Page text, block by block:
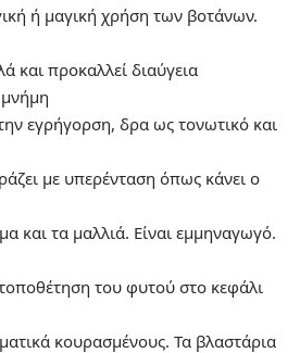
ή μαγική χρήση των βοτάνων.
και προκαλλεί διαύγεια
εγρήγορση, δρα ως τονωτικό και
με υπερένταση όπως κάνει ο
και τα μαλλιά. Είναι εμμηναγωγό.
του φυτού στο κεφάλι
κουρασμένους. Τα βλαστάρια